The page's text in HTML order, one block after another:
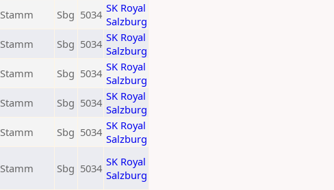
Stamm Sbg 5034 SK Royal
Salzburg
Stamm Sbg 5034 SK Royal
Salzburg
Stamm Sbg 5034 SK Royal
Salzburg
Stamm Sbg 5034 SK Royal
Salzburg
Stamm Sbg 5034 SK Royal
Salzburg
Stamm Sbg 5034 SK Royal
Salzburg